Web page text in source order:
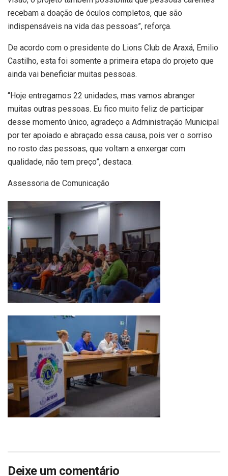
recebam a doação de óculos completos, que são
indispensáveis na vida das pessoas”, reforça.
De acordo com o presidente do Lions Club de Araxá, Emilio
Castilho, esta foi somente a primeira etapa do projeto que
ainda vai beneficiar muitas pessoas.
“Hoje entregamos 22 unidades, mas vamos abranger
muitas outras pessoas. Eu fico muito feliz de participar
desse momento único, agradeço a Administração Municipal
por ter apoiado e abraçado essa causa, pois ver o sorriso
no rosto das pessoas, que voltam a enxergar com
qualidade, não tem preço”, destaca.
Assessoria de Comunicação
Deixe um comentário